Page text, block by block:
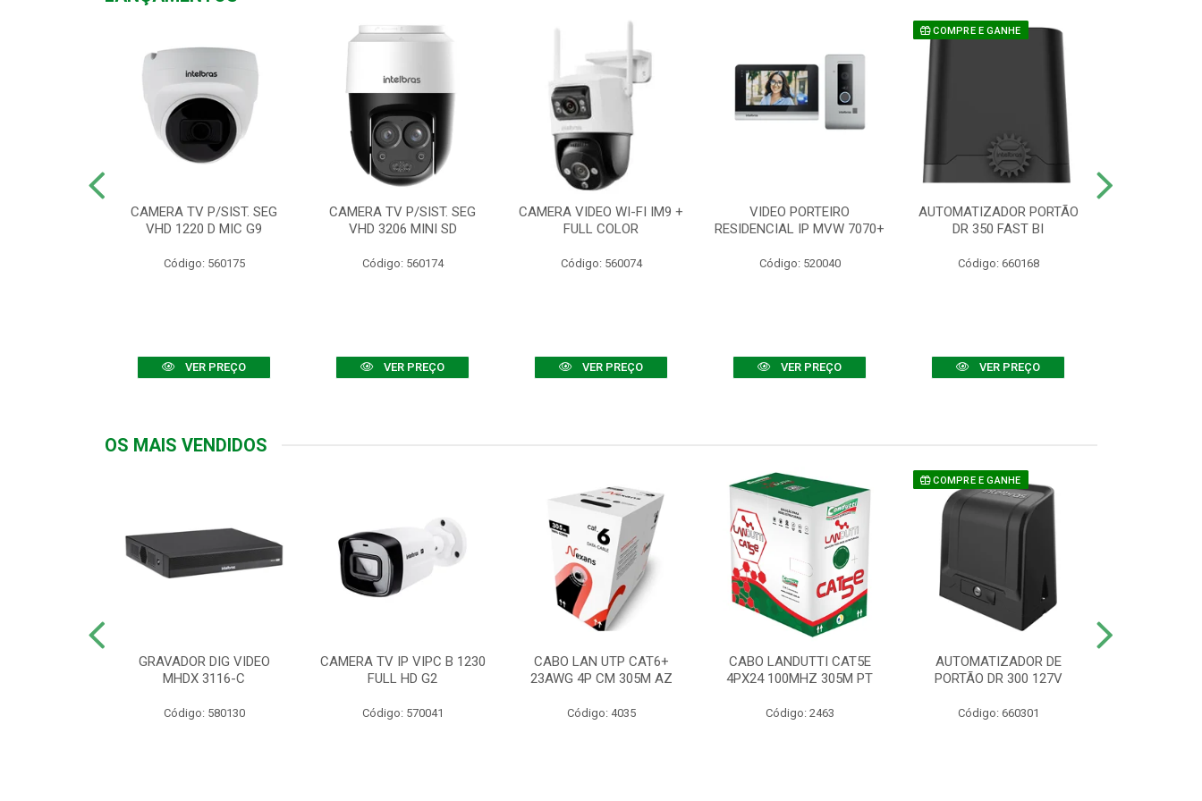
CAMERA TV P/SIST. SEG
VHD 1220 D MIC G9
Código: 560175
VER PREÇO
CAMERA TV P/SIST. SEG
VHD 3206 MINI SD
Código: 560174
VER PREÇO
CAMERA VIDEO WI-FI IM9 +
FULL COLOR
Código: 560074
VER PREÇO
VIDEO PORTEIRO
RESIDENCIAL IP MVW 7070+
Código: 520040
VER PREÇO
COMPRE E GANHE
AUTOMATIZADOR PORTÃO
DR 350 FAST BI
Código: 660168
VER PREÇO
OS MAIS VENDIDOS
GRAVADOR DIG VIDEO
MHDX 3116-C
Código: 580130
CAMERA TV IP VIPC B 1230
FULL HD G2
Código: 570041
CABO LAN UTP CAT6+
23AWG 4P CM 305M AZ
Código: 4035
CABO LANDUTTI CAT5E
4PX24 100MHZ 305M PT
Código: 2463
COMPRE E GANHE
AUTOMATIZADOR DE
PORTÃO DR 300 127V
Código: 660301